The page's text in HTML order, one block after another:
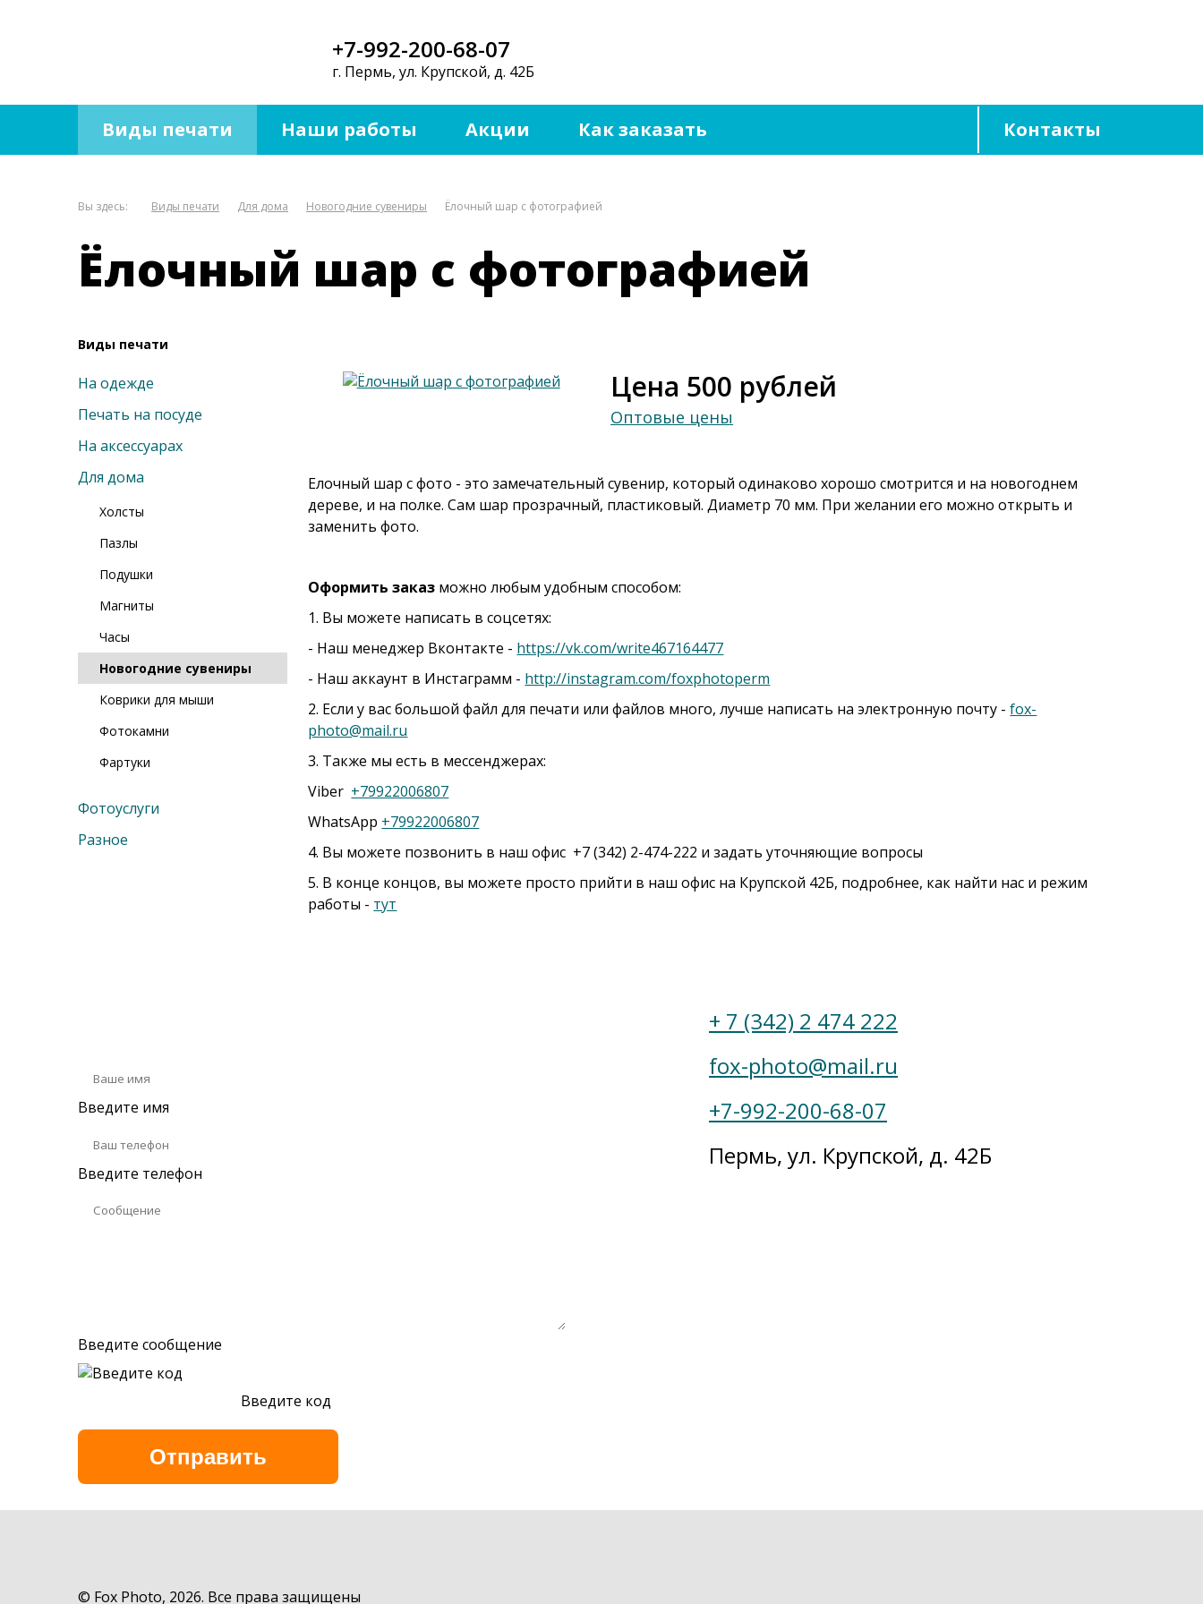
+7-992-200-68-07
г. Пермь, ул. Крупской, д. 42Б
Виды печати Наши работы Акции Как заказать Контакты
Вы здесь: Виды печати Для дома Новогодние сувениры Ёлочный шар с фотографией
Ёлочный шар с фотографией
Виды печати
На одежде
Печать на посуде
На аксессуарах
Для дома
Холсты
Пазлы
Подушки
Магниты
Часы
Новогодние сувениры
Коврики для мыши
Фотокамни
Фартуки
Фотоуслуги
Разное
Цена 500 рублей
Оптовые цены
Елочный шар с фото - это замечательный сувенир, который одинаково хорошо смотрится и на новогоднем
дереве, и на полке. Сам шар прозрачный, пластиковый. Диаметр 70 мм. При желании его можно открыть и
заменить фото.
Оформить заказ можно любым удобным способом:
1. Вы можете написать в соцсетях:
- Наш менеджер Вконтакте - https://vk.com/write467164477
- Наш аккаунт в Инстаграмм - http://instagram.com/foxphotoperm
2. Если у вас большой файл для печати или файлов много, лучше написать на электронную почту -fox-
photo@mail.ru
3. Также мы есть в мессенджерах:
Viber +79922006807
WhatsApp +79922006807
4. Вы можете позвонить в наш офис +7 (342) 2-474-222 и задать уточняющие вопросы
5. В конце концов, вы можете просто прийти в наш офис на Крупской 42Б, подробнее, как найти нас и режим
работы - тут
Введите имя
Введите телефон
Введите сообщение
Введите код
+ 7 (342) 2 474 222
fox-photo@mail.ru
+7-992-200-68-07
Пермь, ул. Крупской, д. 42Б
© Fox Photo, 2026. Все права защищены